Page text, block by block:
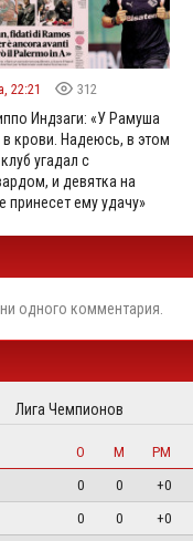
22:21 312
Индзаги: «У Рамуша
в крови. Надеюсь, в этом
угадал с
и девятка на
принесет ему удачу»
одного комментария.
Лига Чемпионов
О М
РМ
0 0
+0
0 0
+0